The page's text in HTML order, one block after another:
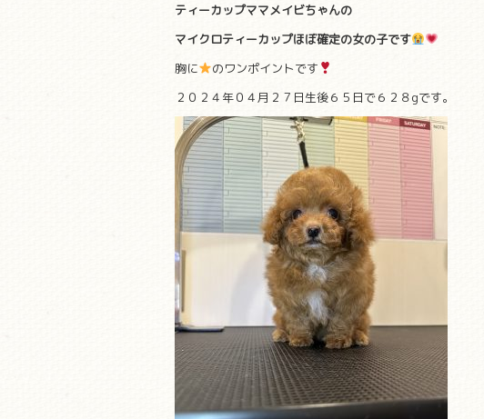
ティーカップママメイビちゃんの
マイクロティーカップほぼ確定の女の子です
胸に
のワンポイントです
２０２４年０４月２７日生後６５日で６２８gです。